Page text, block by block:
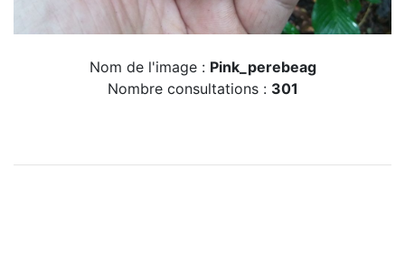
Nom de l'image : Pink_perebeag
Nombre consultations : 301